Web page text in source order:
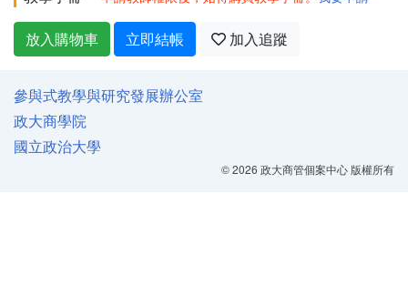
放入購物車 立即結帳 加入追蹤
參與式教學與研究發展辦公室
政大商學院
國立政治大學
© 2026 政大商管個案中心 版權所有